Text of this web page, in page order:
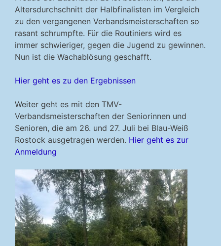
Altersdurchschnitt der Halbfinalisten im Vergleich
zu den vergangenen Verbandsmeisterschaften so
rasant schrumpfte. Für die Routiniers wird es
immer schwieriger, gegen die Jugend zu gewinnen.
Nun ist die Wachablösung geschafft.
Hier geht es zu den Ergebnissen
Weiter geht es mit den TMV-
Verbandsmeisterschaften der Seniorinnen und
Senioren, die am 26. und 27. Juli bei Blau-Weiß
Rostock ausgetragen werden. Hier geht es zur
Anmeldung